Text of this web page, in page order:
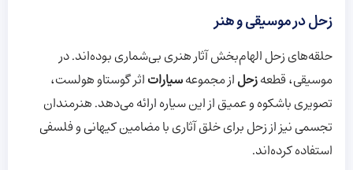
زحل در موسیقی و هنر
حلقه‌های زحل الهام‌بخش آثار هنری بی‌شماری بوده‌اند. در
موسیقی، قطعهزحلاز مجموعهسیاراتاثر گوستاو هولست،
تصویری باشکوه و عمیق از این سیاره ارائه می‌دهد. هنرمندان
تجسمی نیز از زحل برای خلق آثاری با مضامین کیهانی و فلسفی
استفاده کرده‌اند.